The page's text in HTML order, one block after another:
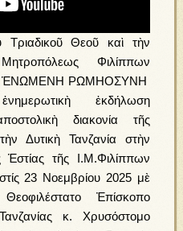
Θεοῦ καὶ τὴν
Φιλίππων
ἡ ἙΝΩΜΕΝΗ ΡΩΜΗΟΣΥΝΗ
ἐκδήλωση
διακονία τῆς
Δυτικὴ Τανζανία στὴν
Ἑστίας τῆς Ι.Μ.Φιλίππων
23 Νοεμβρίου 2025 μὲ
Ἐπίσκοπο
κ. Χρυσόστομο